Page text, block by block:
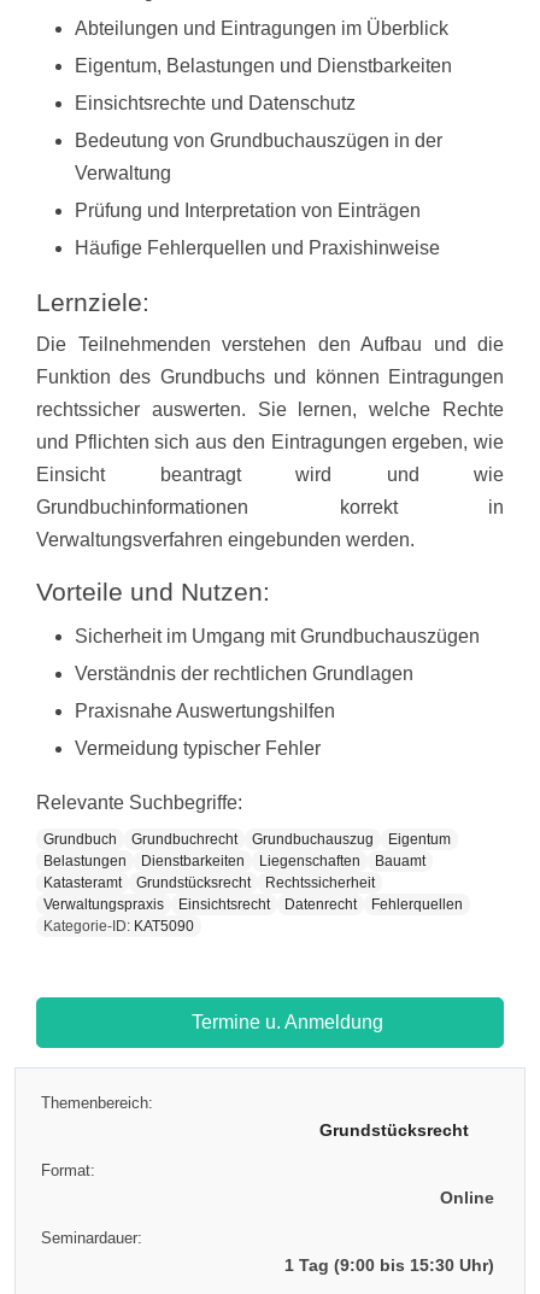
Abteilungen und Eintragungen im Überblick
Eigentum, Belastungen und Dienstbarkeiten
Einsichtsrechte und Datenschutz
Bedeutung von Grundbuchauszügen in der
Verwaltung
Prüfung und Interpretation von Einträgen
Häufige Fehlerquellen und Praxishinweise
Lernziele:
Die Teilnehmenden verstehen den Aufbau und die
Funktion des Grundbuchs und können Eintragungen
rechtssicher auswerten. Sie lernen, welche Rechte
und Pflichten sich aus den Eintragungen ergeben, wie
Einsicht beantragt wird und wie
Grundbuchinformationen korrekt in
Verwaltungsverfahren eingebunden werden.
Vorteile und Nutzen:
Sicherheit im Umgang mit Grundbuchauszügen
Verständnis der rechtlichen Grundlagen
Praxisnahe Auswertungshilfen
Vermeidung typischer Fehler
Relevante Suchbegriffe:
Grundbuch Grundbuchrecht Grundbuchauszug
Eigentum
Belastungen
Dienstbarkeiten Liegenschaften
Bauamt
Katasteramt
Grundstücksrecht
Rechtssicherheit
Verwaltungspraxis
Einsichtsrecht Datenrecht
Fehlerquellen
Kategorie-ID: KAT5090
Termine u. Anmeldung
Themenbereich:
Grundstücksrecht
Format:
Online
Seminardauer:
1 Tag (9:00 bis 15:30 Uhr)